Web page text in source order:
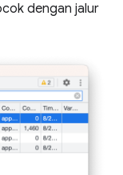
dengan jalur